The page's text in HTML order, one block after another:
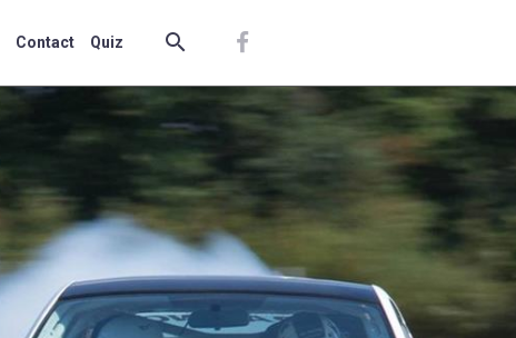
Contact Quiz